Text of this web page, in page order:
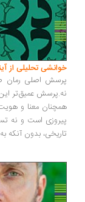
تحلیلی از آینه‌های
اصلی رمان صرفاً
عمیق‌تر این است:
معنا و هویت خود
است و نه تسلیم.
بدون آنکه به